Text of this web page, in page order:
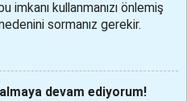
kullanmanızı önlemiş
sormanız gerekir.
devam ediyorum!